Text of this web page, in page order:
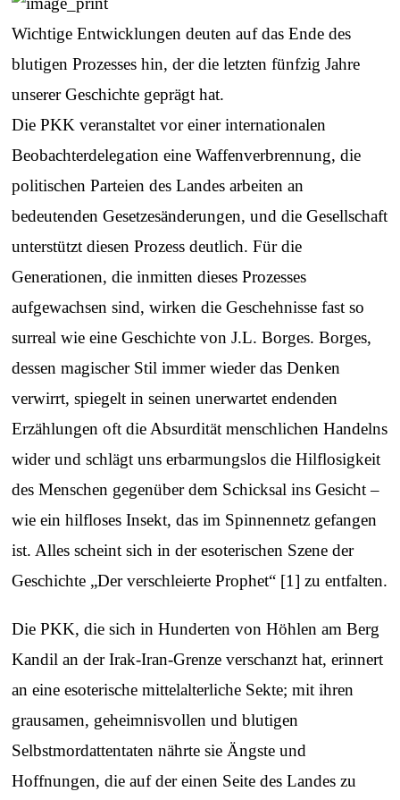
Wichtige Entwicklungen deuten auf das Ende des
blutigen Prozesses hin, der die letzten fünfzig Jahre
unserer Geschichte geprägt hat.
Die PKK veranstaltet vor einer internationalen
Beobachterdelegation eine Waffenverbrennung, die
politischen Parteien des Landes arbeiten an
bedeutenden Gesetzesänderungen, und die Gesellschaft
unterstützt diesen Prozess deutlich. Für die
Generationen, die inmitten dieses Prozesses
aufgewachsen sind, wirken die Geschehnisse fast so
surreal wie eine Geschichte von J.L. Borges. Borges,
dessen magischer Stil immer wieder das Denken
verwirrt, spiegelt in seinen unerwartet endenden
Erzählungen oft die Absurdität menschlichen Handelns
wider und schlägt uns erbarmungslos die Hilflosigkeit
des Menschen gegenüber dem Schicksal ins Gesicht –
wie ein hilfloses Insekt, das im Spinnennetz gefangen
ist. Alles scheint sich in der esoterischen Szene der
Geschichte „Der verschleierte Prophet“ [1] zu entfalten.
Die PKK, die sich in Hunderten von Höhlen am Berg
Kandil an der Irak-Iran-Grenze verschanzt hat, erinnert
an eine esoterische mittelalterliche Sekte; mit ihren
grausamen, geheimnisvollen und blutigen
Selbstmordattentaten nährte sie Ängste und
Hoffnungen, die auf der einen Seite des Landes zu